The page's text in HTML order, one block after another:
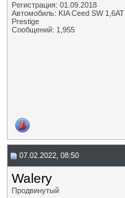
Регистрация: 01.09.2018
Автомобиль: KIA Ceed SW 1,6AT
Prestige
Сообщений: 1,955
07.02.2022, 08:50
Walery
Продвинутый